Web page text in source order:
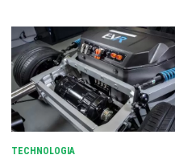
TECHNOLOGIA